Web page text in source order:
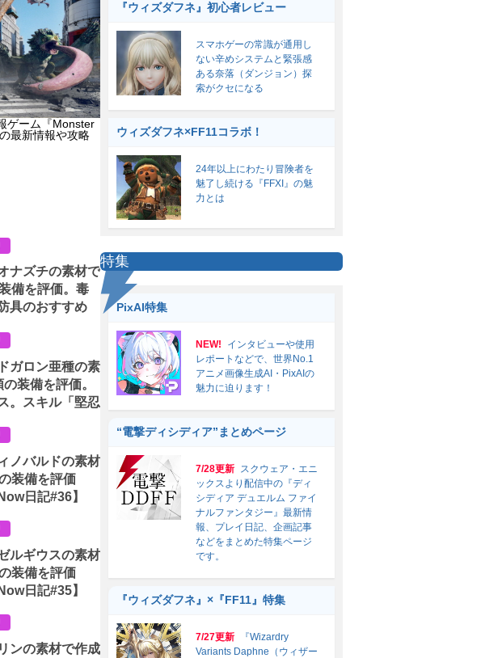
ゲーム『Monster
最新情報や攻略
ナズチの素材で
備を評価。毒
具のおすすめ
ーNow日記#3
ガロン亜種の素
装備を評価。
。スキル「堅忍
ーハンターNo
ノバルドの素材
装備を評価
日記#36】
ルギウスの素材
装備を評価
日記#35】
ンの素材で作成
『ウィズダフネ』初心者レビュー
スマホゲーの常識が通用し
ない辛めシステムと緊張感
ある奈落（ダンジョン）探
索がクセになる
ウィズダフネ×FF11コラボ！
24年以上にわたり冒険者を
魅了し続ける『FFXI』の魅
力とは
特集
PixAI特集
NEW!
インタビューや使用
レポートなどで、世界No.1
アニメ画像生成AI・PixAIの
魅力に迫ります！
“電撃ディシディア”まとめページ
7/28更新 スクウェア・エニ
ックスより配信中の『ディ
シディア デュエルム ファイ
ナルファンタジー』最新情
報、プレイ日記、企画記事
などをまとめた特集ページ
です。
『ウィズダフネ』×『FF11』特集
7/27更新
『Wizardry
Variants Daphne（ウィザー